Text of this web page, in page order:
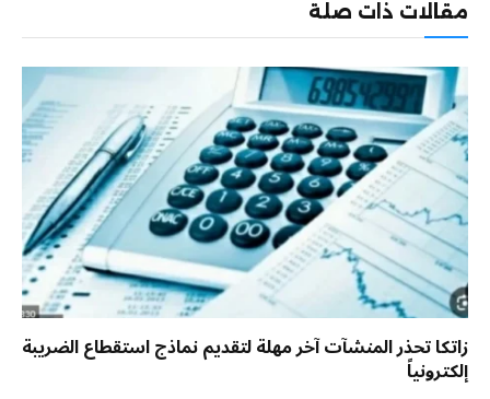
مقالات ذات صلة
زاتكا تحذر المنشآت آخر مهلة لتقديم نماذج استقطاع الضريبة
إلكترونياً